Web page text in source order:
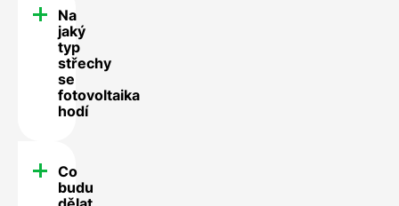
Na
jaký
typ
střechy
se
fotovoltaika
hodí
Co
budu